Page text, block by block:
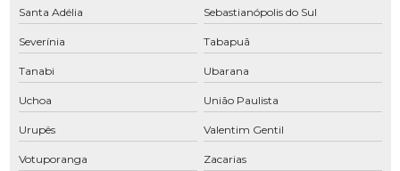
Manutenção de compressor em Bauru
Manutenção de compressor em Birigui
Santa Adélia Sebastianópolis do Sul
Severínia Tabapuã
Tanabi Ubarana
Uchoa União Paulista
Urupês Valentim Gentil
Votuporanga
Zacarias